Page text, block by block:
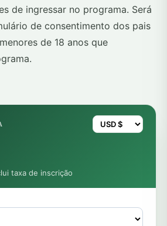
de ingressar no programa. Será
de consentimento dos pais
de 18 anos que
taxa de inscrição